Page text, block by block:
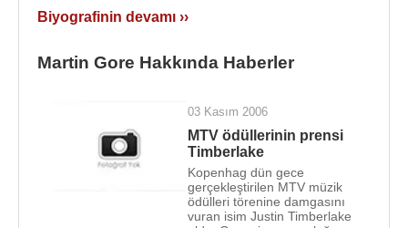
olma özelliğini taşımaktaydı. Bu albüm İngiltere’de
başarının arkasındaki başlıca şarkıydı. Aynı yıl
kurmak için gruptan ayrıldığını açıklayınca, Martin
Gore Depeche Mode’un söz yazarı ve bestecisi
oldu. Zaten 12 yaşından beri şiir ve söz
Speak & Spell’den farklı olarak sözlerini Gore’un
Biyografinin devamı ››
Martin Gore Hakkında Haberler
03 Kasım 2006
MTV ödüllerinin prensi
Timberlake
Kopenhag dün gece
gerçekleştirilen MTV müzik
ödülleri törenine damgasını
vuran isim Justin Timberlake